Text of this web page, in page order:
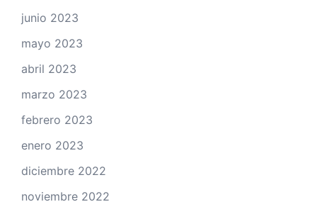
junio 2023
mayo 2023
abril 2023
marzo 2023
febrero 2023
enero 2023
diciembre 2022
noviembre 2022